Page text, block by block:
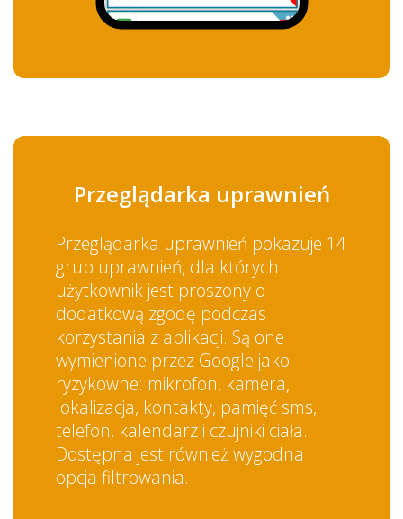
Przeglądarka uprawnień
Przeglądarka uprawnień pokazuje 14
grup uprawnień, dla których
użytkownik jest proszony o
dodatkową zgodę podczas
korzystania z aplikacji. Są one
wymienione przez Google jako
ryzykowne: mikrofon, kamera,
lokalizacja, kontakty, pamięć sms,
telefon, kalendarz i czujniki ciała.
Dostępna jest również wygodna
opcja filtrowania.